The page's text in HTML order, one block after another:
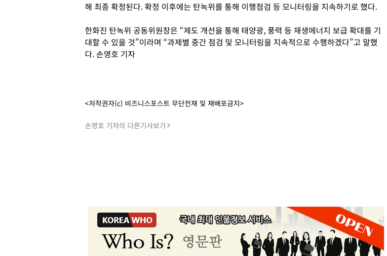
해 최종 확정된다. 확정 이후에는 탄녹위를 통해 이행점검 등 모니터링을 지속하기로 했다.
한화진 탄녹위 공동위원장은 “제도 개선을 통해 태양광, 풍력 등 재생에너지 보급 확대를 기
대할 수 있을 것”이라며 “과제별 중간 점검 및 모니터링을 지속적으로 수행하겠다”고 말했
다. 손영호 기자
<저작권자(c) 비즈니스포스트 무단전재 및 재배포금지>
손영호 기자의 다른기사보기